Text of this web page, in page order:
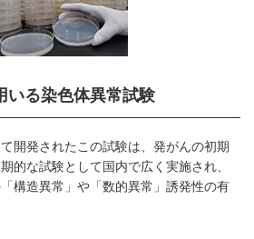
いる染色体異常試験
開発されたこの試験は、発がんの初期
的な試験として国内で広く実施され、
構造異常」や「数的異常」誘発性の有